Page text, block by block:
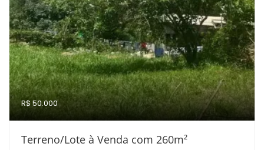
R$ 50.000
Terreno/Lote à Venda com 260m²